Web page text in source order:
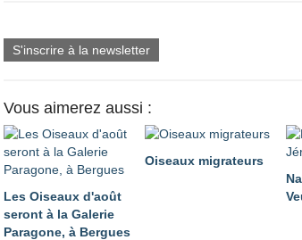
S'inscrire à la newsletter
Vous aimerez aussi :
Les Oiseaux d'août
seront à la Galerie
Paragone, à Bergues
Oiseaux migrateurs